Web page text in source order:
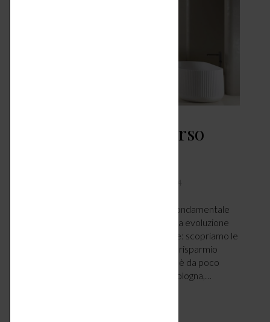
Cersaie 2024 – universo
di Claudia Schiera. Il bagno è uno spazio fondamentale
all’interno della casa, una realtà in continua evoluzione
con tutti i suoi dettagli, accessori e finiture: scopriamo le
ultime novità improntate (sempre più) su risparmio
energetico e sostenibilità dei materiali. Si è da poco
conclusa l’edizione 2024 del Cersaie di Bologna,…